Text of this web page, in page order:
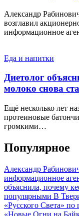
Александр
возглавил
информационное
Еда и напитки
Диетолог
молоко снова
Ещё несколько лет
протеиновые
громкими…
Популярное
Александр
информационное
объяснила, почему
популярными В
«Русского Света» по
«Новые Огни на